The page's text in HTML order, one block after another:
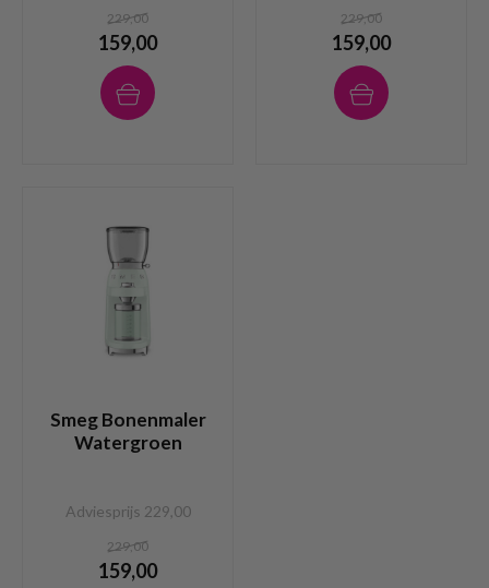
229,00
159,00
229,00
159,00
Smeg Bonenmaler
Watergroen
Adviesprijs 229,00
229,00
159,00